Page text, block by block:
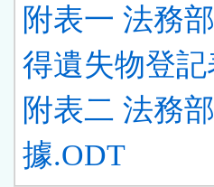
附表一 法務
得遺失物登
附表二 法務
據.ODT